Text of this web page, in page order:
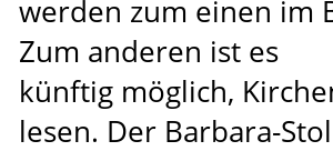
werden zum einen im
Zum anderen ist es
künftig möglich,
lesen. Der Barbara-